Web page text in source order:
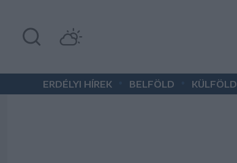
ERDÉLYI HÍREK BELFÖLD KÜLFÖLD